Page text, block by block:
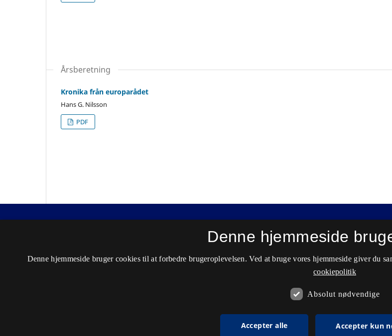
Årsberetning
Kronika från europarådet
Hans G. Nilsson
PDF
Nordisk Tidsskrift for Kriminalvidenskab
ISSN 2446-3051 (Online)
Denne hjemmeside
Denne hjemmeside bruger cookies til at forbedre brugeroplevelsen. Ved at bruge vores hjemmeside giver du
cookiepolitik
Absolut nødvendige
Accepter alle Accepter kun